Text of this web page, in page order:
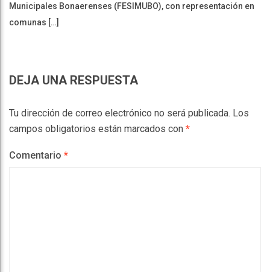
Municipales Bonaerenses (FESIMUBO), con representación en
comunas […]
DEJA UNA RESPUESTA
Tu dirección de correo electrónico no será publicada. Los
campos obligatorios están marcados con *
Comentario *